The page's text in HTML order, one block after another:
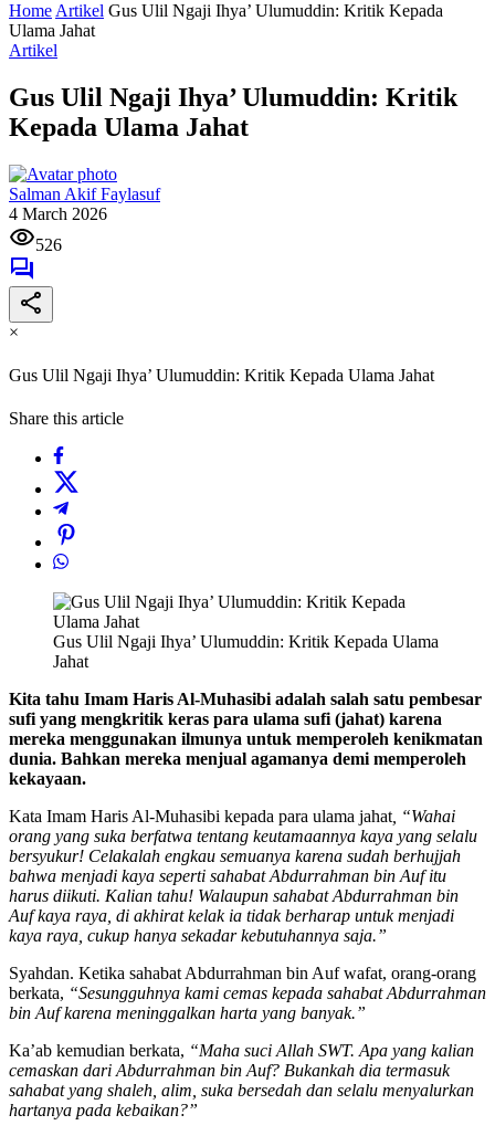
Home Artikel Gus Ulil Ngaji Ihya’ Ulumuddin: Kritik Kepada
Ulama Jahat
Artikel
Gus Ulil Ngaji Ihya’ Ulumuddin: Kritik
Kepada Ulama Jahat
Salman Akif Faylasuf
4 March 2026
526
×
Gus Ulil Ngaji Ihya’ Ulumuddin: Kritik Kepada Ulama Jahat
Share this article
Gus Ulil Ngaji Ihya’ Ulumuddin: Kritik Kepada Ulama
Jahat
Kita tahu Imam Haris Al-Muhasibi adalah salah satu pembesar
sufi yang mengkritik keras para ulama sufi (jahat) karena
mereka menggunakan ilmunya untuk memperoleh kenikmatan
dunia. Bahkan mereka menjual agamanya demi memperoleh
kekayaan.
Kata Imam Haris Al-Muhasibi kepada para ulama jahat “Wahai
orang yang suka berfatwa tentang keutamaannya kaya yang selalu
bersyukur! Celakalah engkau semuanya karena sudah berhujjah
bahwa menjadi kaya seperti sahabat Abdurrahman bin Auf itu
harus diikuti. Kalian tahu! Walaupun sahabat Abdurrahman bin
Auf kaya raya, di akhirat kelak ia tidak berharap untuk menjadi
kaya raya, cukup hanya sekadar kebutuhannya saja.”
Syahdan. Ketika sahabat Abdurrahman bin Auf wafat, orang-orang
berkata, “Sesungguhnya kami cemas kepada sahabat Abdurrahman
bin Auf karena meninggalkan harta yang banyak.”
Ka’ab kemudian berkata, “Maha suci Allah SWT. Apa yang kalian
cemaskan dari Abdurrahman bin Auf? Bukankah dia termasuk
sahabat yang shaleh, alim, suka bersedah dan selalu menyalurkan
hartanya pada kebaikan?”